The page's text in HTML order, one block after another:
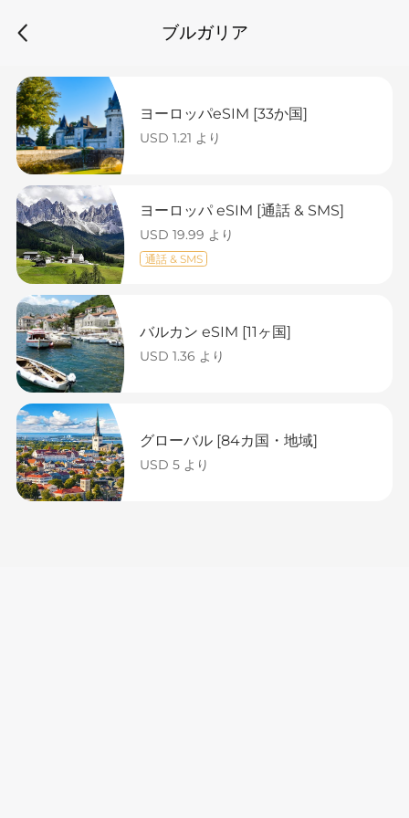
ブルガリア
ヨーロッパeSIM [33か国]
USD 1.21 より
ヨーロッパ eSIM [通話 & SMS]
USD 19.99 より
通話 & SMS
バルカン eSIM [11ヶ国]
USD 1.36 より
グローバル [84カ国・地域]
USD 5 より